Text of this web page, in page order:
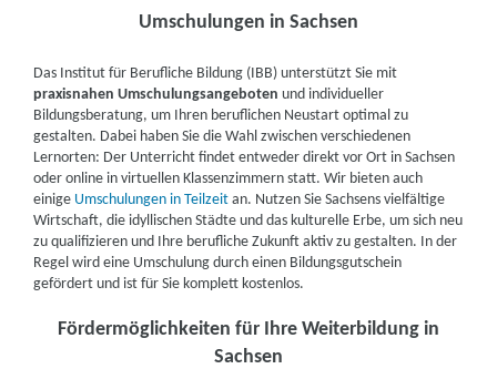
gemeinnützige Gesellschaft mbH | Rosa-
weitere Informationen
IBB Leipzig | IBB Torgauer Platz 1 - 3, 04315 Leipzig
weitere Informationen
Learning Digital (LDE) GmbH | Torgauer Straße 231 -
233, 04347 Leipzig Partner
Fortbildungsakademie der Wirtschaft (faw)
Umschulungen in Sachsen
Das Institut für Berufliche Bildung (IBB) unterstützt Sie mit
praxisnahen Umschulungsangeboten und individueller
Bildungsberatung, um Ihren beruflichen Neustart optimal zu
gestalten. Dabei haben Sie die Wahl zwischen verschiedenen
Lernorten: Der Unterricht findet entweder direkt vor Ort in Sachsen
oder online in virtuellen Klassenzimmern statt. Wir bieten auch
einige Umschulungen in Teilzeit an. Nutzen Sie Sachsens vielfältige
Wirtschaft, die idyllischen Städte und das kulturelle Erbe, um sich neu
zu qualifizieren und Ihre berufliche Zukunft aktiv zu gestalten. ​In der
Regel wird eine Umschulung durch einen Bildungsgutschein
gefördert und ist für Sie komplett kostenlos.
Fördermöglichkeiten für Ihre Weiterbildung in
Sachsen